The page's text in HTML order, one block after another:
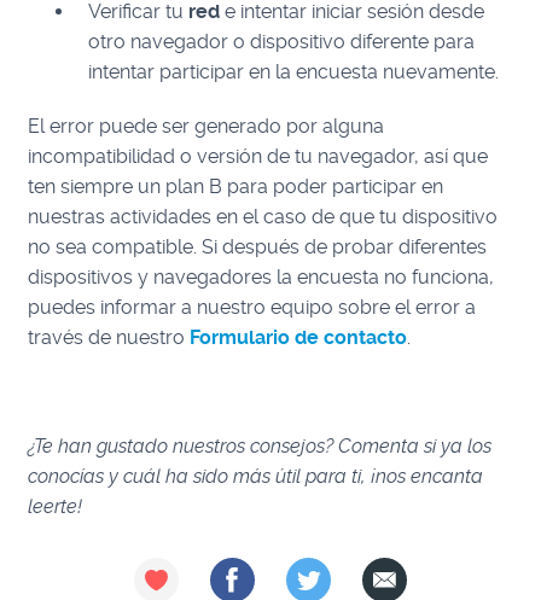
Verificar tu rede intentar iniciar sesión desde
otro navegador o dispositivo diferente para
intentar participar en la encuesta nuevamente.
El error puede ser generado por alguna
incompatibilidad o versión de tu navegador, así que
ten siempre un plan B para poder participar en
nuestras actividades en el caso de que tu dispositivo
no sea compatible. Si después de probar diferentes
dispositivos y navegadores la encuesta no funciona,
puedes informar a nuestro equipo sobre el error a
través de nuestro Formulario de contacto
¿Te han gustado nuestros consejos? Comenta si ya los
conocías y cuál ha sido más útil para ti, ¡nos encanta
leerte!